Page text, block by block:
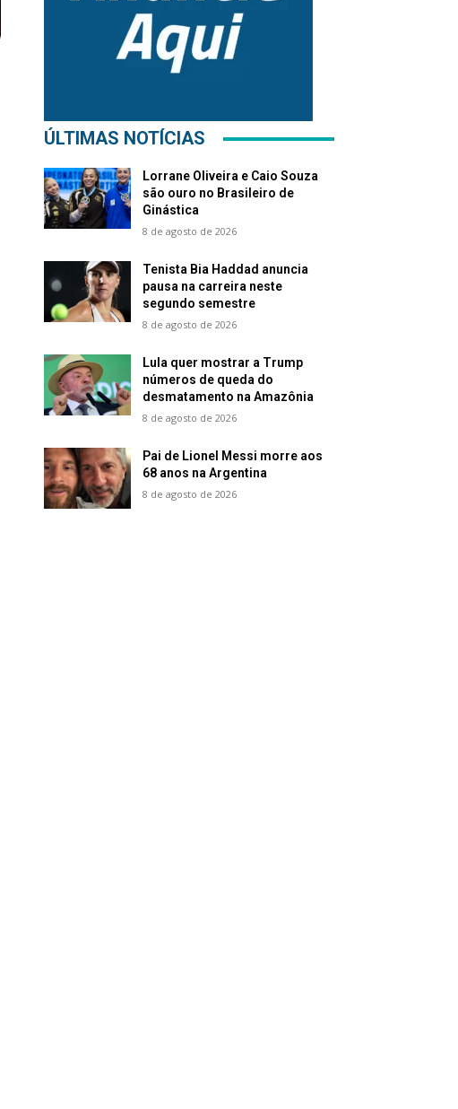
ÚLTIMAS NOTÍCIAS
Lorrane Oliveira e Caio Souza
são ouro no Brasileiro de
Ginástica
8 de agosto de 2026
Tenista Bia Haddad anuncia
pausa na carreira neste
segundo semestre
8 de agosto de 2026
Lula quer mostrar a Trump
números de queda do
desmatamento na Amazônia
8 de agosto de 2026
Pai de Lionel Messi morre aos
68 anos na Argentina
8 de agosto de 2026